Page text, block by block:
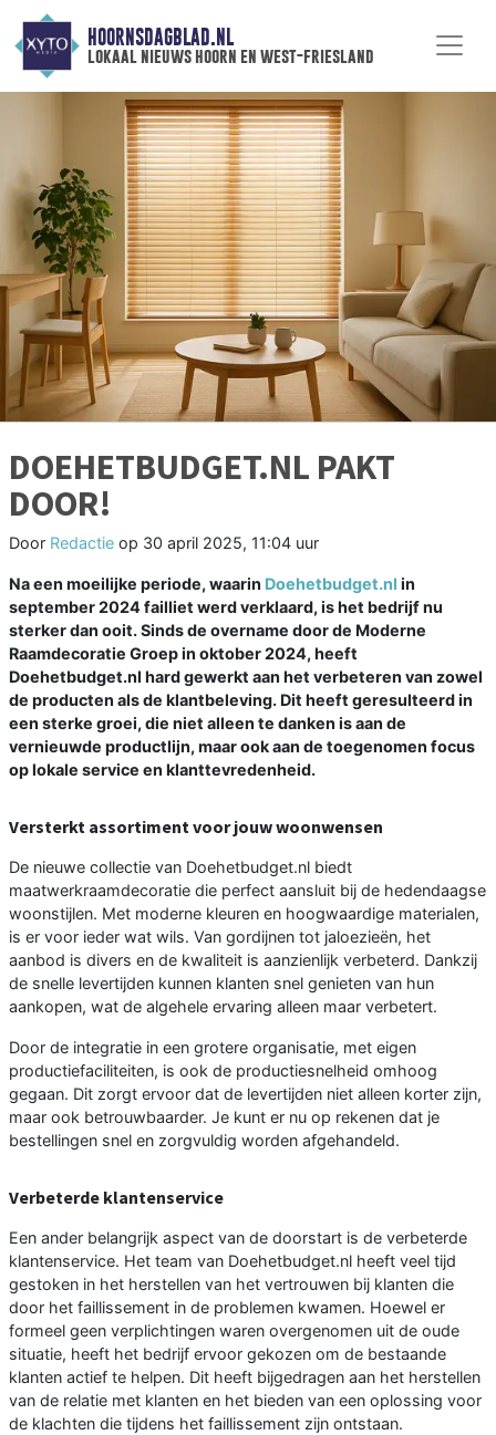
HOORNSDAGBLAD.NL
lokaal nieuws hoorn en west-friesland
DOEHETBUDGET.NL PAKT
DOOR!
Door Redactie op 30 april 2025, 11:04 uur
Na een moeilijke periode, waarin Doehetbudget.nl in
september 2024 failliet werd verklaard, is het bedrijf nu
sterker dan ooit. Sinds de overname door de Moderne
Raamdecoratie Groep in oktober 2024, heeft
Doehetbudget.nl hard gewerkt aan het verbeteren van zowel
de producten als de klantbeleving. Dit heeft geresulteerd in
een sterke groei, die niet alleen te danken is aan de
vernieuwde productlijn, maar ook aan de toegenomen focus
op lokale service en klanttevredenheid.
Versterkt assortiment voor jouw woonwensen
De nieuwe collectie van Doehetbudget.nl biedt
maatwerkraamdecoratie die perfect aansluit bij de hedendaagse
woonstijlen. Met moderne kleuren en hoogwaardige materialen,
is er voor ieder wat wils. Van gordijnen tot jaloezieën, het
aanbod is divers en de kwaliteit is aanzienlijk verbeterd. Dankzij
de snelle levertijden kunnen klanten snel genieten van hun
aankopen, wat de algehele ervaring alleen maar verbetert.
Door de integratie in een grotere organisatie, met eigen
productiefaciliteiten, is ook de productiesnelheid omhoog
gegaan. Dit zorgt ervoor dat de levertijden niet alleen korter zijn,
maar ook betrouwbaarder. Je kunt er nu op rekenen dat je
bestellingen snel en zorgvuldig worden afgehandeld.
Verbeterde klantenservice
Een ander belangrijk aspect van de doorstart is de verbeterde
klantenservice. Het team van Doehetbudget.nl heeft veel tijd
gestoken in het herstellen van het vertrouwen bij klanten die
door het faillissement in de problemen kwamen. Hoewel er
formeel geen verplichtingen waren overgenomen uit de oude
situatie, heeft het bedrijf ervoor gekozen om de bestaande
klanten actief te helpen. Dit heeft bijgedragen aan het herstellen
van de relatie met klanten en het bieden van een oplossing voor
de klachten die tijdens het faillissement zijn ontstaan.